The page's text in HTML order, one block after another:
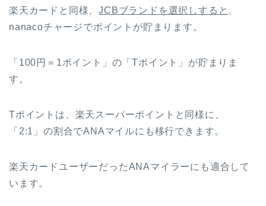
楽天カードと同様、JCBブランドを選択しすると
nanacoチャージでポイントが貯まります。
「100円＝1ポイント」の「Tポイント」が貯まりま
す。
Tポイントは、楽天スーパーポイントと同様に、
「2:1」の割合でANAマイルにも移行できます。
楽天カードユーザーだったANAマイラーにも適合して
います。